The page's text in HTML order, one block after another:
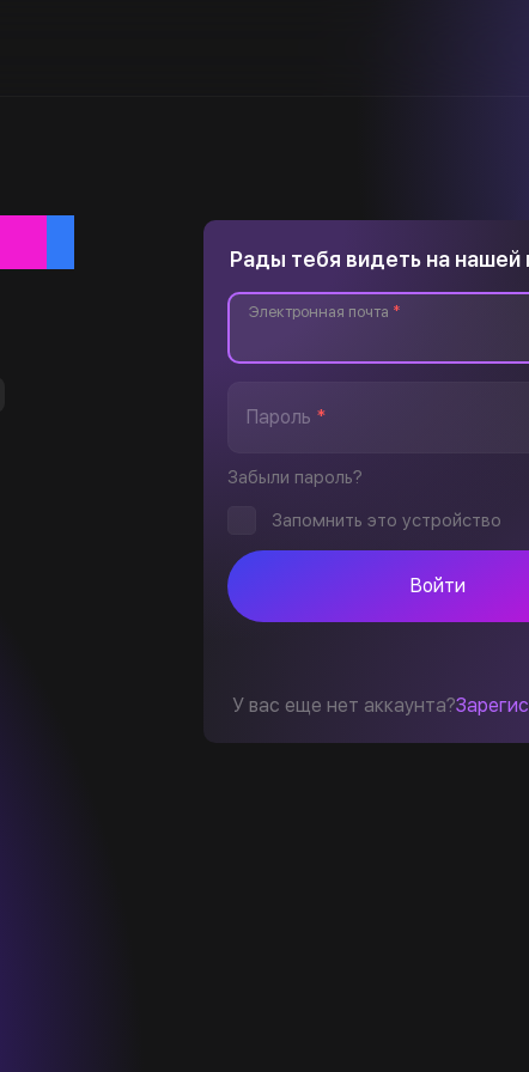
Рады тебя видеть на
Электронная почта *
Пароль *
Забыли пароль?
Запомнить это устройство
Войти
У вас еще нет аккаунта?